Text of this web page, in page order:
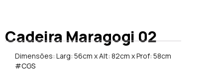
Cadeira Maragogi 02
Dimensões: Larg: 56cm x Alt: 82cm x Prof: 58cm
#CGS